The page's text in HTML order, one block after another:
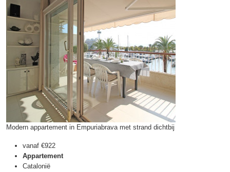
Modern appartement in Empuriabrava met strand dichtbij
vanaf €922
Appartement
Catalonië